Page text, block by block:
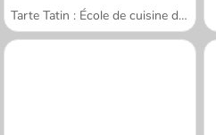
Tarte Tatin : École de cuisine de Sara